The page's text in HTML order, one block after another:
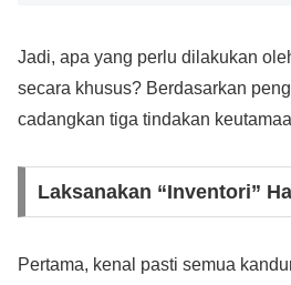
Jadi, apa yang perlu dilakukan
secara khusus? Berdasarkan
cadangkan tiga tindakan
Laksanakan “Inventori”
Pertama, kenal pasti semua